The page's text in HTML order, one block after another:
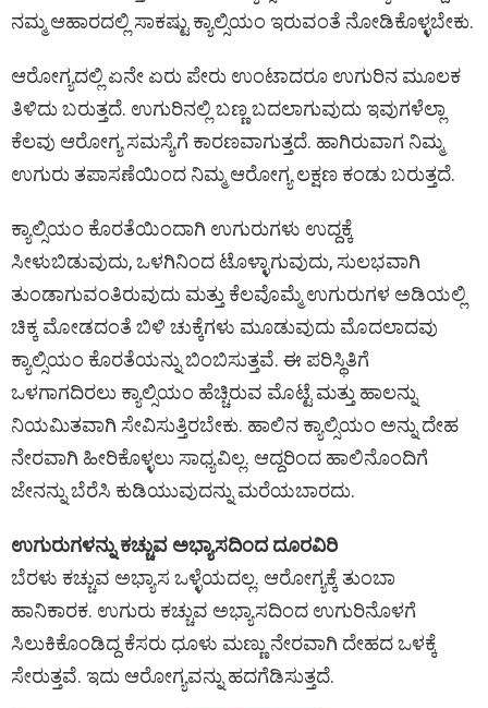
o
p
p
er k
ನಮ್ಮ ಆಹಾರದಲ್ಲಿ ಸಾಕಷ್ಟು ಕ್ಯಾಲ್ಸಿಯಂ ಇರುವಂತೆ ನೋಡಿಕೊಳ್ಳಬೇಕು.
ಆರೋಗ್ಯದಲ್ಲಿ ಏನೇ ಏರು ಪೇರು ಉಂಟಾದರೂ ಉಗುರಿನ ಮೂಲಕ
ತಿಳಿದು ಬರುತ್ತದೆ. ಉಗುರಿನಲ್ಲಿ ಬಣ್ಣ ಬದಲಾಗುವುದು ಇವುಗಳೆಲ್ಲಾ
ಕೆಲವು ಆರೋಗ್ಯ ಸಮಸ್ಯೆಗೆ ಕಾರಣವಾಗುತ್ತದೆ. ಹಾಗಿರುವಾಗ ನಿಮ್ಮ
ಉಗುರು ತಪಾಸಣೆಯಿಂದ ನಿಮ್ಮ ಆರೋಗ್ಯ ಲಕ್ಷಣ ಕಂಡು ಬರುತ್ತದೆ.
ಕ್ಯಾಲ್ಸಿಯಂ ಕೊರತೆಯಿಂದಾಗಿ ಉಗುರುಗಳು ಉದ್ದಕ್ಕೆ
ಸೀಳುಬಿಡುವುದು, ಒಳಗಿನಿಂದ ಟೊಳ್ಳಾಗುವುದು, ಸುಲಭವಾಗಿ
ತುಂಡಾಗುವಂತಿರುವುದು ಮತ್ತು ಕೆಲವೊಮ್ಮೆ ಉಗುರುಗಳ ಅಡಿಯಲ್ಲಿ
ಚಿಕ್ಕ ಮೋಡದಂತೆ ಬಿಳಿ ಚುಕ್ಕೆಗಳು ಮೂಡುವುದು ಮೊದಲಾದವು
ಕ್ಯಾಲ್ಸಿಯಂ ಕೊರತೆಯನ್ನು ಬಿಂಬಿಸುತ್ತವೆ. ಈ ಪರಿಸ್ಥಿತಿಗೆ
ಒಳಗಾಗದಿರಲು ಕ್ಯಾಲ್ಸಿಯಂ ಹೆಚ್ಚಿರುವ ಮೊಟ್ಟೆ ಮತ್ತು ಹಾಲನ್ನು
ನಿಯಮಿತವಾಗಿ ಸೇವಿಸುತ್ತಿರಬೇಕು. ಹಾಲಿನ ಕ್ಯಾಲ್ಸಿಯಂ ಅನ್ನು ದೇಹ
ನೇರವಾಗಿ ಹೀರಿಕೊಳ್ಳಲು ಸಾಧ್ಯವಿಲ್ಲ. ಆದ್ದರಿಂದ ಹಾಲಿನೊಂದಿಗೆ
ಜೇನನ್ನು ಬೆರೆಸಿ ಕುಡಿಯುವುದನ್ನು ಮರೆಯಬಾರದು.
ಉಗುರುಗಳನ್ನು ಕಚ್ಚುವ ಅಭ್ಯಾಸದಿಂದ ದೂರವಿರಿ
ಬೆರಳು ಕಚ್ಚುವ ಅಭ್ಯಾಸ ಒಳ್ಳೆಯದಲ್ಲ. ಆರೋಗ್ಯಕ್ಕೆ ತುಂಬಾ
ಹಾನಿಕಾರಕ. ಉಗುರು ಕಚ್ಚುವ ಅಭ್ಯಾಸದಿಂದ ಉಗುರಿನೊಳಗೆ
ಸಿಲುಕಿಕೊಂಡಿದ್ದ ಕೆಸರು ಧೂಳು ಮಣ್ಣು ನೇರವಾಗಿ ದೇಹದ ಒಳಕ್ಕೆ
ಸೇರುತ್ತವೆ. ಇದು ಆರೋಗ್ಯವನ್ನು ಹದಗೆಡಿಸುತ್ತದೆ.